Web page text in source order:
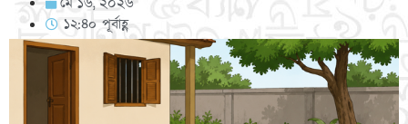
১২:৪০ পূর্বাহ্ণ